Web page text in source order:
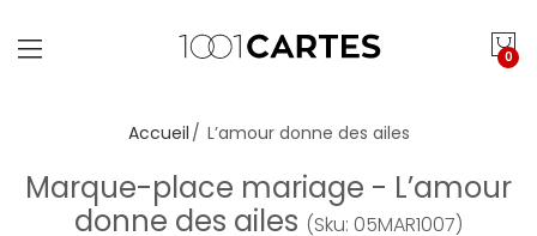
0
Accueil L’amour donne des ailes
Marque-place mariage - L’amour
donne des ailes (Sku: 05MAR1007)